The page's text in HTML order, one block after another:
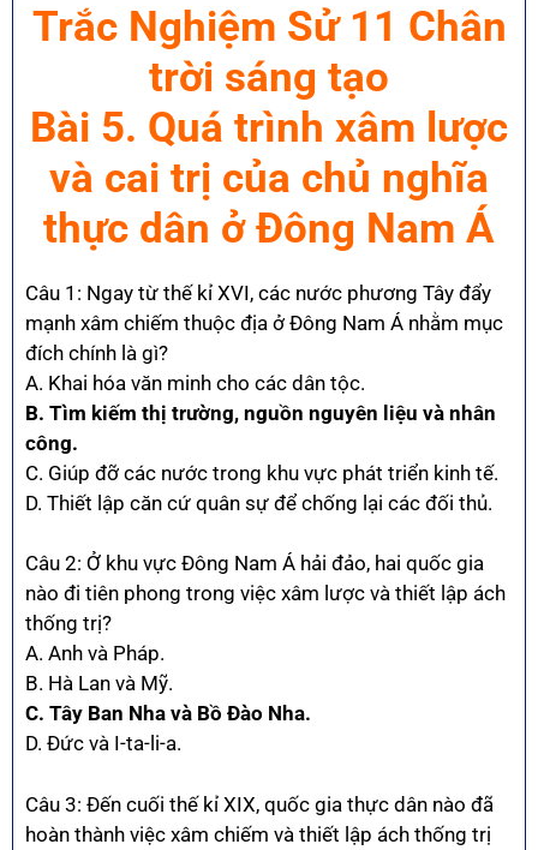
Trắc Nghiệm Sử 11 Chân
trời sáng tạo
Bài 5. Quá trình xâm lược
và cai trị của chủ nghĩa
thực dân ở Đông Nam Á
Câu 1: Ngay từ thế kỉ XVI, các nước phương Tây đẩy
mạnh xâm chiếm thuộc địa ở Đông Nam Á nhằm mục
đích chính là gì?
A. Khai hóa văn minh cho các dân tộc.
B. Tìm kiếm thị trường, nguồn nguyên liệu và nhân
công.
C. Giúp đỡ các nước trong khu vực phát triển kinh tế.
D. Thiết lập căn cứ quân sự để chống lại các đối thủ.
Câu 2: Ở khu vực Đông Nam Á hải đảo, hai quốc gia
nào đi tiên phong trong việc xâm lược và thiết lập ách
thống trị?
A. Anh và Pháp.
B. Hà Lan và Mỹ.
C. Tây Ban Nha và Bồ Đào Nha.
D. Đức và I-ta-li-a.
Câu 3: Đến cuối thế kỉ XIX, quốc gia thực dân nào đã
hoàn thành việc xâm chiếm và thiết lập ách thống trị